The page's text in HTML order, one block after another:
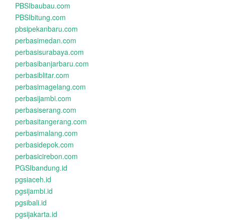
PBSIbaubau.com
PBSIbitung.com
pbsipekanbaru.com
perbasimedan.com
perbasisurabaya.com
perbasibanjarbaru.com
perbasiblitar.com
perbasimagelang.com
perbasijambi.com
perbasiserang.com
perbasitangerang.com
perbasimalang.com
perbasidepok.com
perbasicirebon.com
PGSIbandung.id
pgsiaceh.id
pgsijambi.id
pgsibali.id
pgsijakarta.id